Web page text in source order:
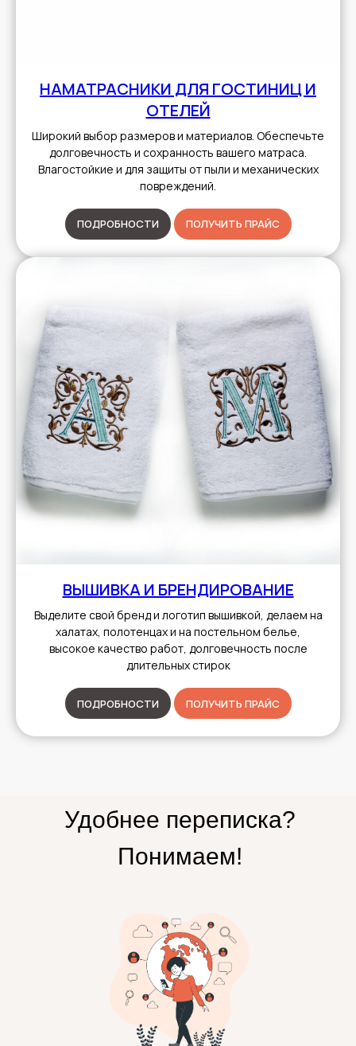
НАМАТРАСНИКИ ДЛЯ ГОСТИНИЦ И
ОТЕЛЕЙ
Широкий выбор размеров и материалов. Обеспечьте
долговечность и сохранность вашего матраса.
Влагостойкие и для защиты от пыли и механических
повреждений.
ПОДРОБНОСТИ ПОЛУЧИТЬ ПРАЙС
ВЫШИВКА И БРЕНДИРОВАНИЕ
Выделите свой бренд и логотип вышивкой, делаем на
халатах, полотенцах и на постельном белье,
высокое качество работ, долговечность после
длительных стирок
ПОДРОБНОСТИ ПОЛУЧИТЬ ПРАЙС
Удобнее переписка?
Понимаем!